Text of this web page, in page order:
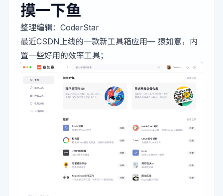
摸一下鱼
整理编辑： CoderStar
最近CSDN上线的一款新工具箱应用— 猿如意，内
置一些好用的效率工具；